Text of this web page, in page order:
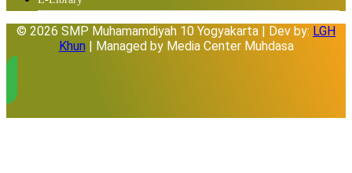
© 2026 SMP Muhamamdiyah 10 Yogyakarta | Dev by: LGH
Khun| Managed by Media Center Muhdasa